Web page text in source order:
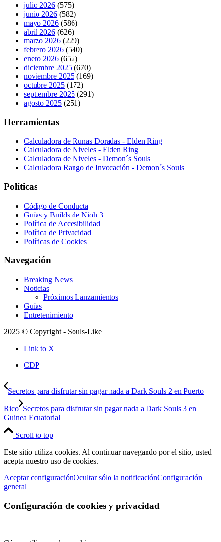
julio 2026 (575)
junio 2026 (582)
mayo 2026 (586)
abril 2026 (626)
marzo 2026 (229)
febrero 2026 (540)
enero 2026 (652)
diciembre 2025 (670)
noviembre 2025 (169)
octubre 2025 (172)
septiembre 2025 (291)
agosto 2025 (251)
Herramientas
Calculadora de Runas Doradas - Elden Ring
Calculadora de Niveles - Elden Ring
Calculadora de Niveles - Demon´s Souls
Calculadora Rango de Invocación - Demon´s Souls
Políticas
Código de Conducta
Guías y Builds de Nioh 3
Política de Accesibilidad
Política de Privacidad
Políticas de Cookies
Navegación
Breaking News
Noticias
Próximos Lanzamientos
Guías
Entretenimiento
2025 © Copyright - Souls-Like
Link to X
CDP
Secretos para disfrutar sin pagar nada a Dark Souls 2 en Puerto
Rico Secretos para disfrutar sin pagar nada a Dark Souls 3 en
Guinea Ecuatorial
Scroll to top
Este sitio utiliza cookies. Al continuar navegando por el sitio, usted
acepta nuestro uso de cookies.
Aceptar configuraciónOcultar sólo la notificaciónConfiguración
general
Configuración de cookies y privacidad